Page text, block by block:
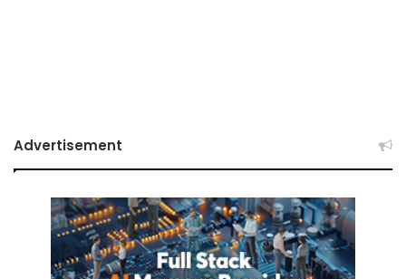
Advertisement